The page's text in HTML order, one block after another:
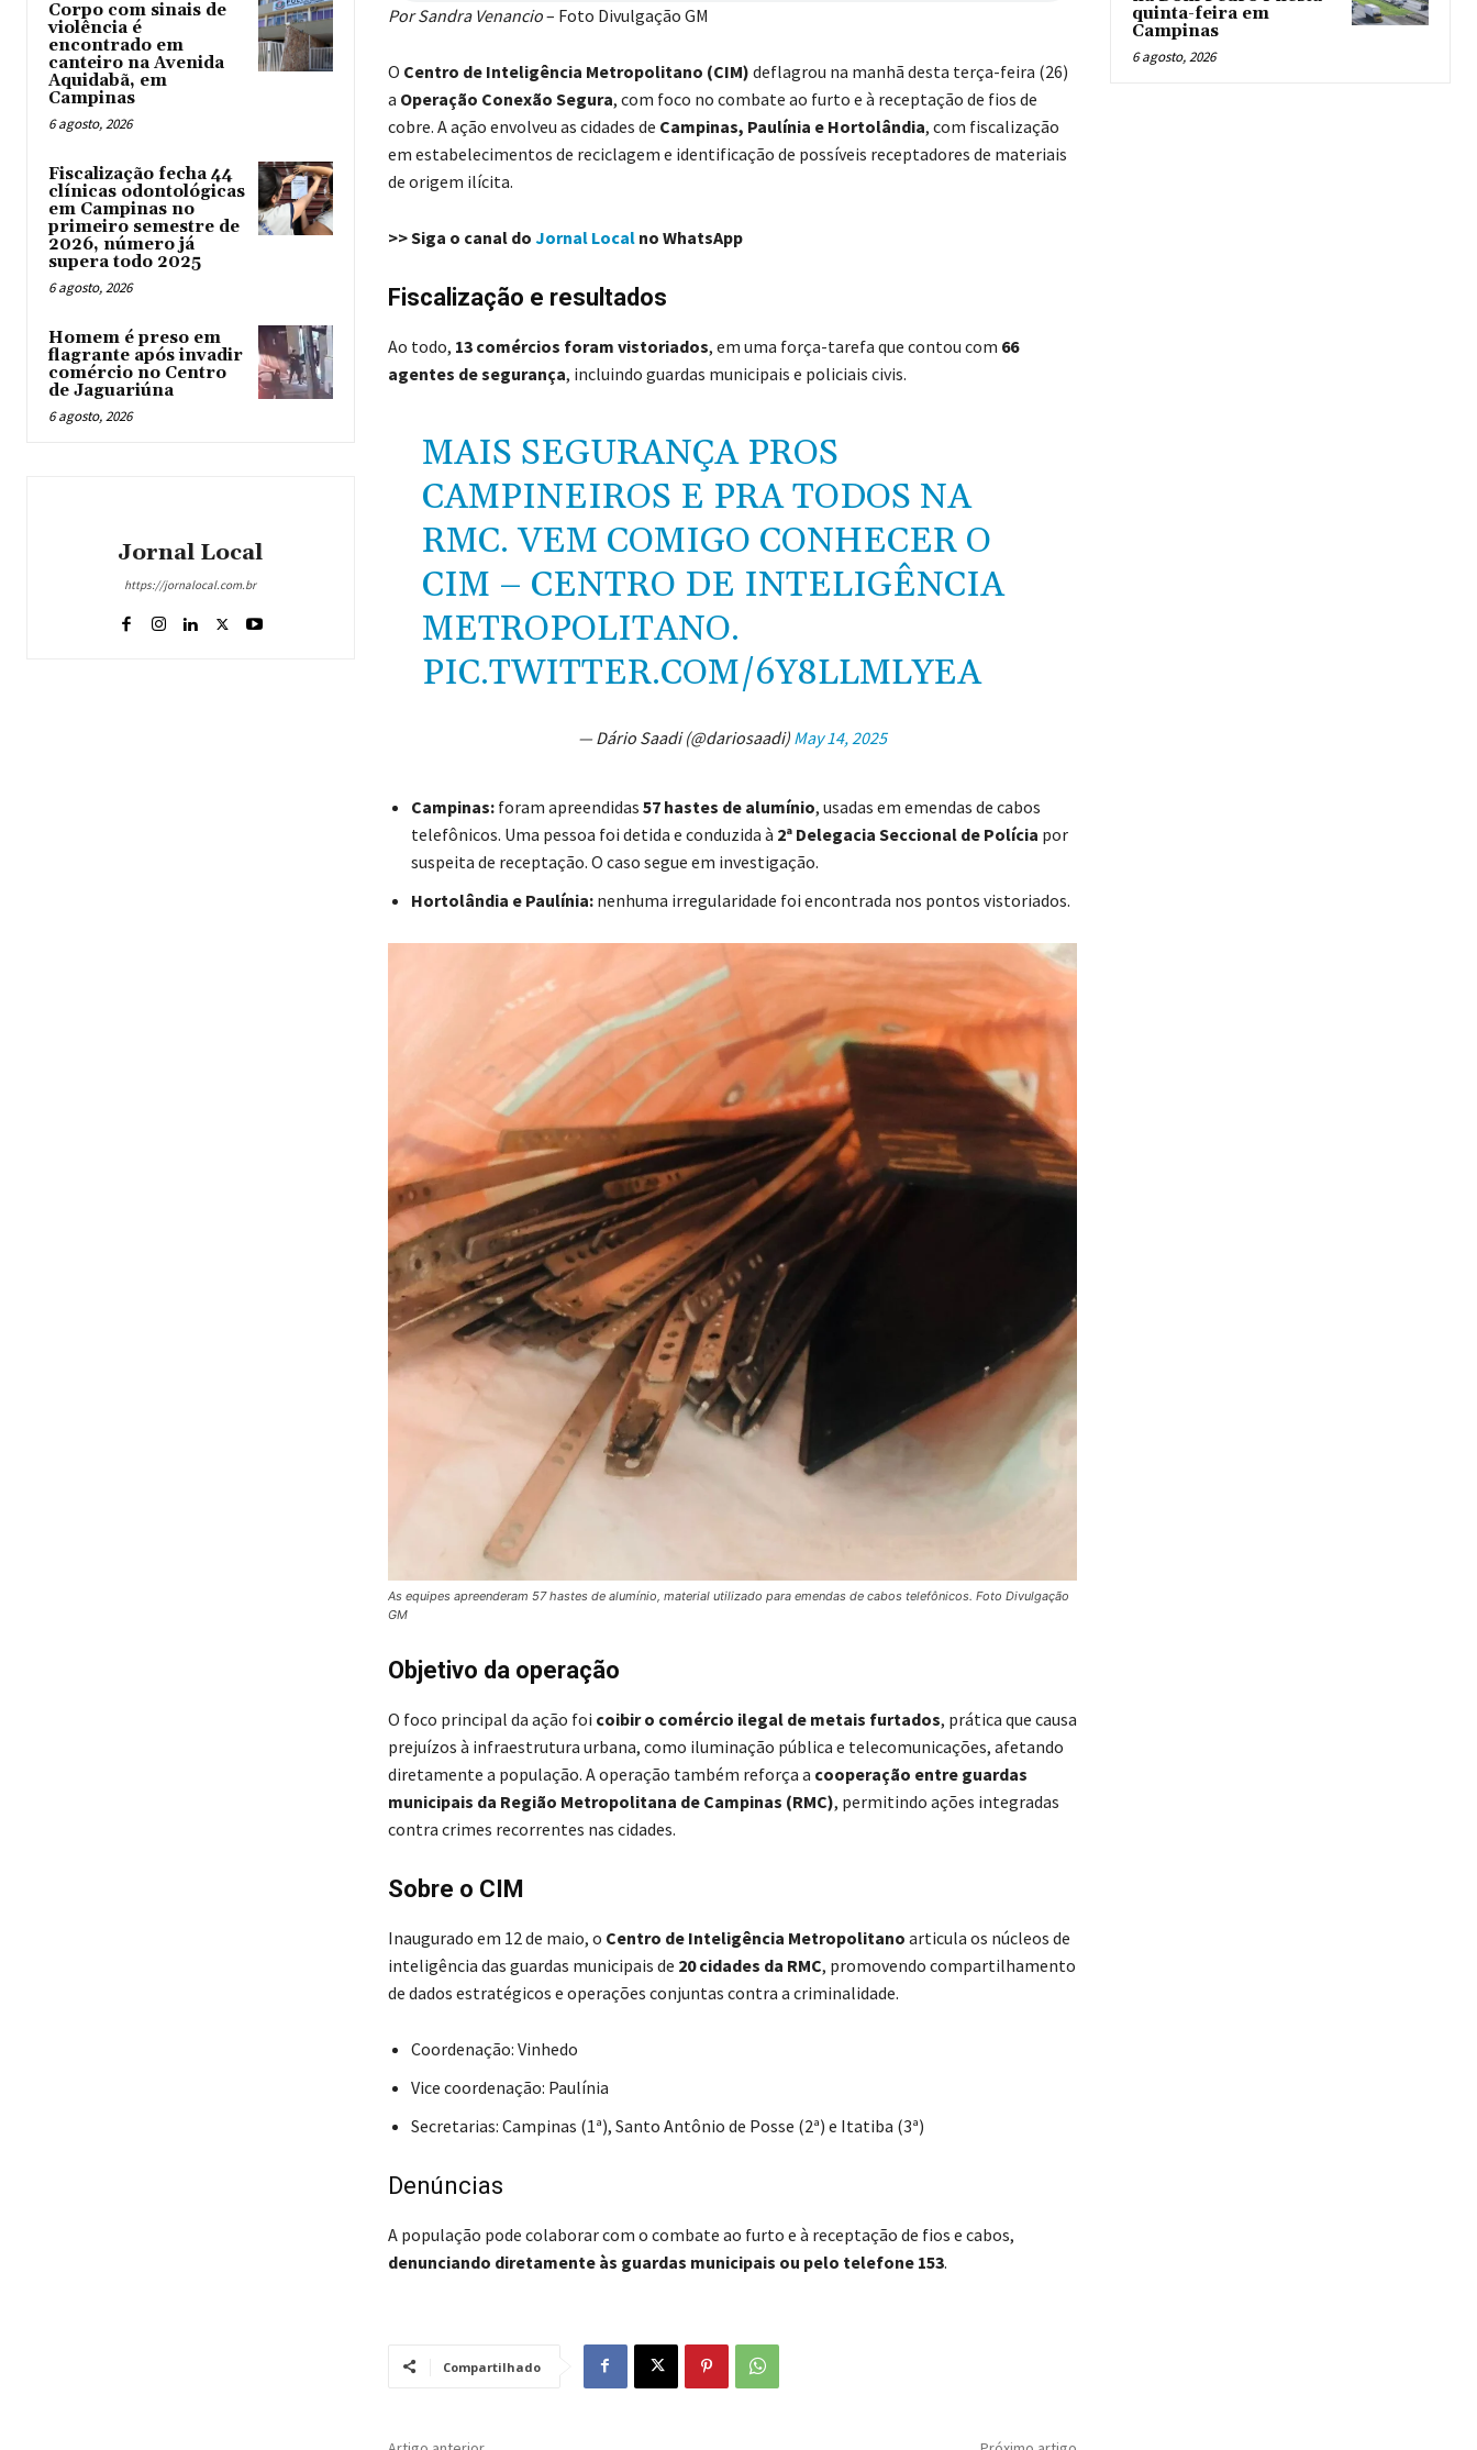
Corpo com sinais de
violência é
encontrado em
canteiro na Avenida
Aquidabã, em
Campinas
6 agosto, 2026
Fiscalização fecha 44
clínicas odontológicas
em Campinas no
primeiro semestre de
2026, número já
supera todo 2025
6 agosto, 2026
Homem é preso em
flagrante após invadir
comércio no Centro
de Jaguariúna
6 agosto, 2026
Jornal Local
https://jornalocal.com.br
Por Sandra Venancio– Foto Divulgação GM
O Centro de Inteligência Metropolitano (CIM) deflagrou na manhã desta terça-feira (26)
a Operação Conexão Segura, com foco no combate ao furto e à receptação de fios de
cobre. A ação envolveu as cidades de Campinas, Paulínia e Hortolândia, com fiscalização
em estabelecimentos de reciclagem e identificação de possíveis receptadores de materiais
de origem ilícita.
>> Siga o canal do Jornal Localno WhatsApp
Fiscalização e resultados
Ao todo, 13 comércios foram vistoriados, em uma força-tarefa que contou com 66
agentes de segurança, incluindo guardas municipais e policiais civis.
MAIS SEGURANÇA PROS
CAMPINEIROS E PRA TODOS NA
RMC. VEM COMIGO CONHECER O
CIM – CENTRO DE INTELIGÊNCIA
METROPOLITANO.
PIC.TWITTER.COM/6Y8LLMLYEA
— Dário Saadi (@dariosaadi) May 14, 2025
Campinas:foram apreendidas 57 hastes de alumínio, usadas em emendas de cabos
telefônicos. Uma pessoa foi detida e conduzida à 2ª Delegacia Seccional de Polícia por
suspeita de receptação. O caso segue em investigação.
Hortolândia e Paulínia:nenhuma irregularidade foi encontrada nos pontos vistoriados.
As equipes apreenderam 57 hastes de alumínio, material utilizado para emendas de cabos telefônicos. Foto Divulgação
GM
Objetivo da operação
O foco principal da ação foi coibir o comércio ilegal de metais furtados, prática que causa
prejuízos à infraestrutura urbana, como iluminação pública e telecomunicações, afetando
diretamente a população. A operação também reforça a cooperação entre guardas
municipais da Região Metropolitana de Campinas (RMC), permitindo ações integradas
contra crimes recorrentes nas cidades.
Sobre o CIM
Inaugurado em 12 de maio, o Centro de Inteligência Metropolitano articula os núcleos de
inteligência das guardas municipais de 20 cidades da RMC, promovendo compartilhamento
de dados estratégicos e operações conjuntas contra a criminalidade.
Coordenação: Vinhedo
Vice coordenação: Paulínia
Secretarias: Campinas (1ª), Santo Antônio de Posse (2ª) e Itatiba (3ª)
Denúncias
A população pode colaborar com o combate ao furto e à receptação de fios e cabos,
denunciando diretamente às guardas municipais ou pelo telefone 153.
Compartilhado
quinta-feira em
Campinas
6 agosto, 2026